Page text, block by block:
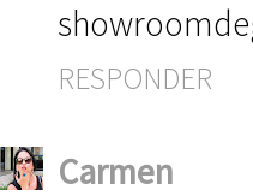
RESPONDER
Carmen